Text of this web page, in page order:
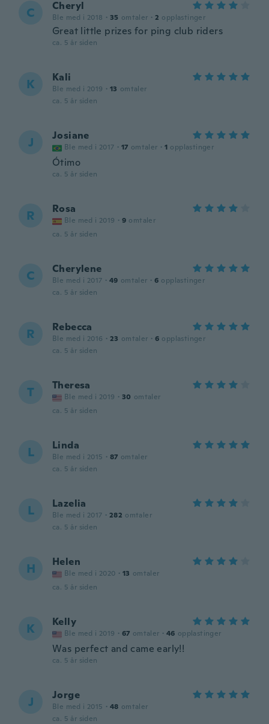
C Cheryl
Ble med i 2018 · 35 omtaler · 2 opplastinger
Great little prizes for ping club riders
ca. 5 år siden
K Kali
Ble med i 2019 · 13 omtaler
ca. 5 år siden
J Josiane
Ble med i 2017 · 17 omtaler · 1 opplastinger
Ótimo
ca. 5 år siden
R Rosa
Ble med i 2019 · 9 omtaler
ca. 5 år siden
C Cherylene
Ble med i 2017 · 49 omtaler · 6 opplastinger
ca. 5 år siden
R Rebecca
Ble med i 2016 · 23 omtaler · 6 opplastinger
ca. 5 år siden
T Theresa
Ble med i 2019 · 30 omtaler
ca. 5 år siden
L Linda
Ble med i 2015 · 87 omtaler
ca. 5 år siden
L Lazelia
Ble med i 2017 · 282 omtaler
ca. 5 år siden
H Helen
Ble med i 2020 · 13 omtaler
ca. 5 år siden
K Kelly
Ble med i 2019 · 67 omtaler · 46 opplastinger
Was perfect and came early!!
ca. 5 år siden
J Jorge
Ble med i 2015 · 48 omtaler
ca. 5 år siden